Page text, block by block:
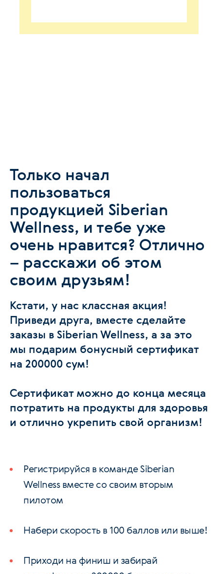
Только начал
пользоваться
продукцией Siberian
Wellness, и тебе уже
очень нравится? Отлично
– расскажи об этом
своим друзьям!
Кстати, у нас классная акция!
Приведи друга, вместе сделайте
заказы в Siberian Wellness, а за это
мы подарим бонусный сертификат
на 200000 сум!
Сертификат можно до конца месяца
потратить на продукты для здоровья
и отлично укрепить свой организм!
Регистрируйся в команде Siberian
Wellness вместе со своим вторым
пилотом
Набери скорость в 100 баллов или выше!
Приходи на финиш и забирай